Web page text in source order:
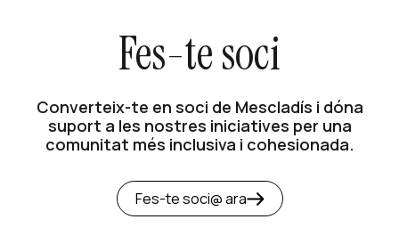
Fes-te soci
Converteix-te en soci de Mescladís i dóna
suport a les nostres iniciatives per una
comunitat més inclusiva i cohesionada.
Fes-te soci@ ara